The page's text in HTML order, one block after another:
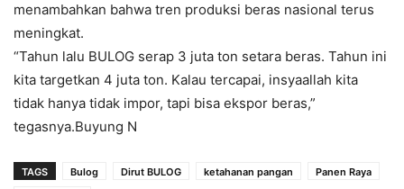
menambahkan bahwa tren produksi beras nasional terus
meningkat.
“Tahun lalu BULOG serap 3 juta ton setara beras. Tahun ini
kita targetkan 4 juta ton. Kalau tercapai, insyaallah kita
tidak hanya tidak impor, tapi bisa ekspor beras,”
tegasnya.Buyung N
TAGS Bulog Dirut BULOG ketahanan pangan
Panen Raya